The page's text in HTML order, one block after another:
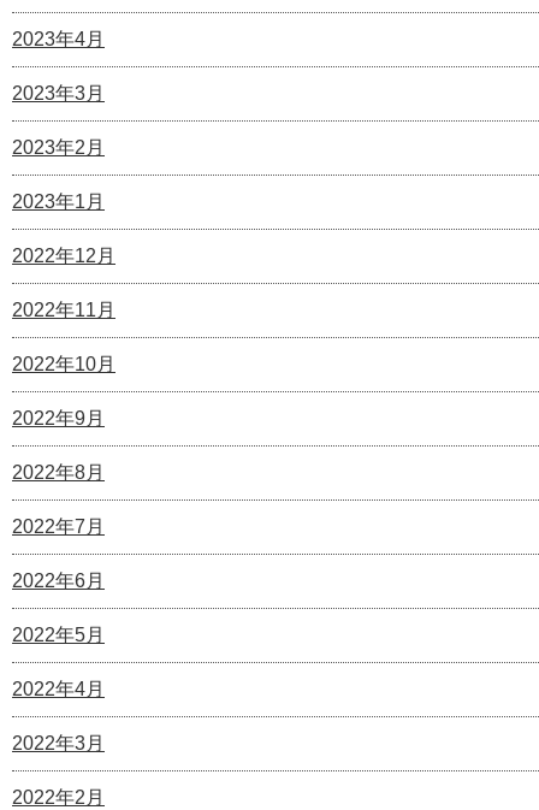
2023年4月
2023年3月
2023年2月
2023年1月
2022年12月
2022年11月
2022年10月
2022年9月
2022年8月
2022年7月
2022年6月
2022年5月
2022年4月
2022年3月
2022年2月